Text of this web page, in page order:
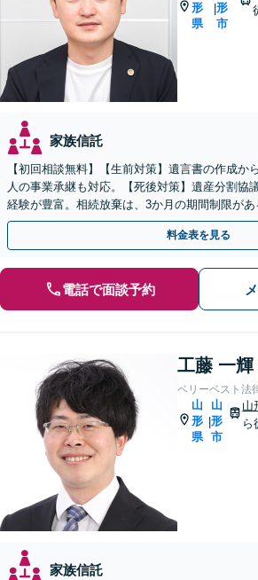
形
県
|形
市
家族信託
【初回相談無料】【生前対策】遺言書の作成か
人の事業承継も対応。【死後対策】遺産分割協
経験が豊富。相続放棄は、3か月の期間制限が
相談ください。【オンライン面談可】【無料駐
料金表を見る
電話で面談予約
工藤 一輝
ベリーベスト法
山
形
県
|
山
形
市
山
ら
家族信託